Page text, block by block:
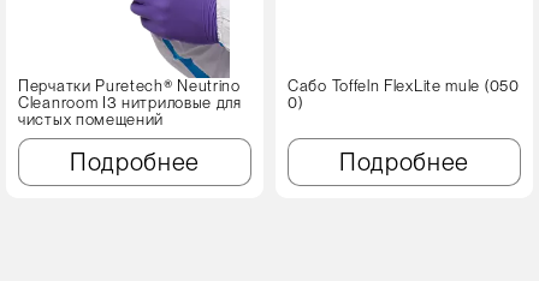
Перчатки Puretech® Neutrino
Cleanroom I3 нитриловые для
чистых помещений
Подробнее
Сабо Toffeln FlexLite mule (050
0)
Подробнее